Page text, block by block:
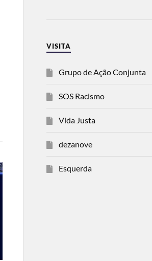
VISITA
Grupo de Ação Conjunta
SOS Racismo
Vida Justa
dezanove
Esquerda